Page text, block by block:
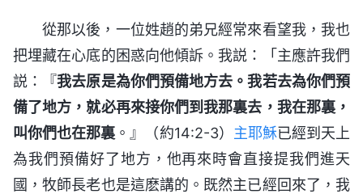
從那以後，一位姓趙的弟兄經常來看望我，我也
把埋藏在心底的困惑向他傾訴。我説：「主應許我們
説：『我去原是為你們預備地方去。我若去為你們預
備了地方，就必再來接你們到我那裏去，我在那裏，
叫你們也在那裏 。』（約14:2-3） 主耶穌已經到天上
為我們預備好了地方，他再來時會直接提我們進天
國，牧師長老也是這麽講的。既然主已經回來了，我